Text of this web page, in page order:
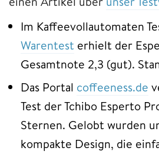
Im Kaffeevollautomaten
Warentest erhielt der
Gesamtnote 2,3 (gut).
Das Portal coffeeness.de
Test der Tchibo Esperto
Sternen. Gelobt wurden
kompakte Design, die